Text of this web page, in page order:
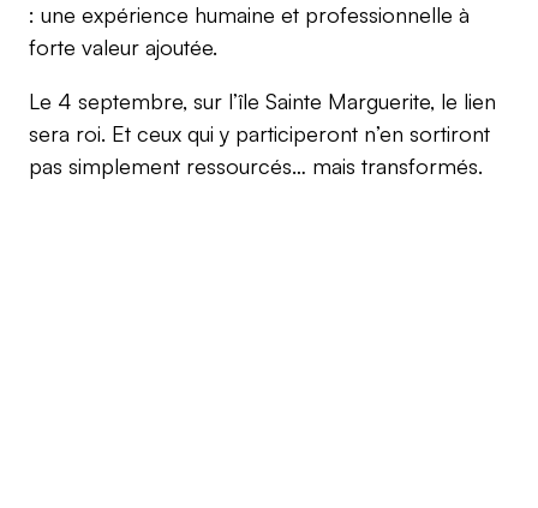
: une expérience humaine et professionnelle à
forte valeur ajoutée.
Le 4 septembre, sur l’île Sainte Marguerite, le lien
sera roi. Et ceux qui y participeront n’en sortiront
pas simplement ressourcés… mais transformés.